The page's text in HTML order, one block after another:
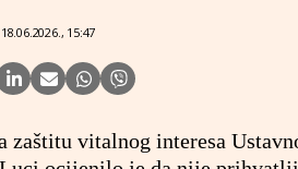
18.06.2026., 15:47
zaštitu vitalnog interesa